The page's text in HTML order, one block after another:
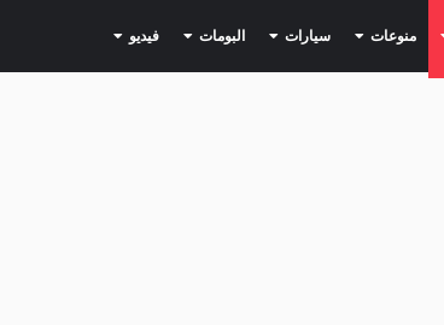
(current) منوعات (current) سيارات (current) البومات (current) فيديو (current)